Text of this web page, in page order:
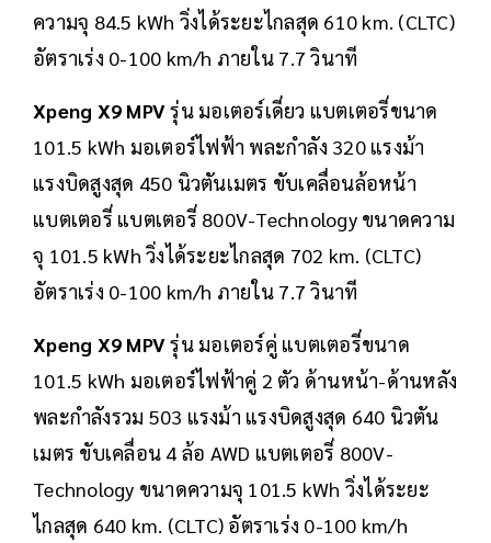
ความจุ 84.5 kWh วิ่งได้ระยะไกลสุด 610 km. (CLTC)
อัตราเร่ง 0-100 km/h ภายใน 7.7 วินาที
Xpeng X9 MPVรุ่น มอเตอร์เดี่ยว แบตเตอรี่ขนาด
101.5 kWh มอเตอร์ไฟฟ้า พละกำลัง 320 แรงม้า
แรงบิดสูงสุด 450 นิวตันเมตร ขับเคลื่อนล้อหน้า
แบตเตอรี่ แบตเตอรี่ 800V-Technology ขนาดความ
จุ 101.5 kWh วิ่งได้ระยะไกลสุด 702 km. (CLTC)
อัตราเร่ง 0-100 km/h ภายใน 7.7 วินาที
Xpeng X9 MPVรุ่น มอเตอร์คู่ แบตเตอรี่ขนาด
101.5 kWh มอเตอร์ไฟฟ้าคู่ 2 ตัว ด้านหน้า-ด้านหลัง
พละกำลังรวม 503 แรงม้า แรงบิดสูงสุด 640 นิวตัน
เมตร ขับเคลื่อน 4 ล้อ AWD แบตเตอรี่ 800V-
Technology ขนาดความจุ 101.5 kWh วิ่งได้ระยะ
ไกลสุด 640 km. (CLTC) อัตราเร่ง 0-100 km/h